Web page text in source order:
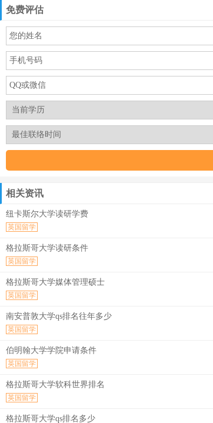
免费评估
相关资讯
纽卡斯尔大学读研学费
英国留学
格拉斯哥大学读研条件
英国留学
格拉斯哥大学媒体管理硕士
英国留学
南安普敦大学qs排名往年多少
英国留学
伯明翰大学学院申请条件
英国留学
格拉斯哥大学软科世界排名
英国留学
格拉斯哥大学qs排名多少